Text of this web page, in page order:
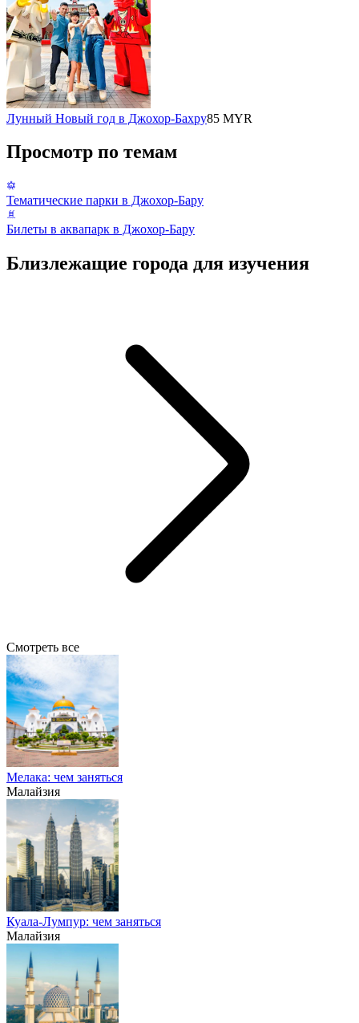
Лунный Новый год в Джохор-Бахру85 MYR
Просмотр по темам
Тематические парки в Джохор-Бару
Билеты в аквапарк в Джохор-Бару
Близлежащие города для изучения
Смотреть все
Мелака: чем заняться
Малайзия
Куала-Лумпур: чем заняться
Малайзия